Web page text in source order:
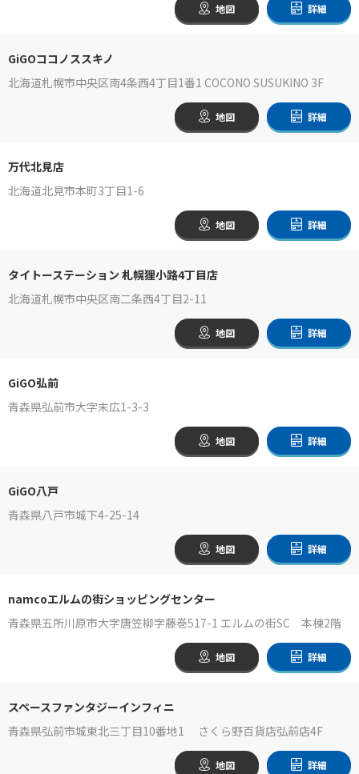
地図 詳細
GiGOココノススキノ
北海道札幌市中央区南4条西4丁目1番1 COCONO SUSUKINO 3F
地図 詳細
万代北見店
北海道北見市本町3丁目1-6
地図 詳細
タイトーステーション 札幌狸小路4丁目店
北海道札幌市中央区南二条西4丁目2-11
地図 詳細
GiGO弘前
青森県弘前市大字末広1-3-3
地図 詳細
GiGO八戸
青森県八戸市城下4-25-14
地図 詳細
namcoエルムの街ショッピングセンター
青森県五所川原市大字唐笠柳字藤巻517-1 エルムの街SC 本棟2階
地図 詳細
スペースファンタジーインフィニ
青森県弘前市城東北三丁目10番地1 さくら野百貨店弘前店4F
地図 詳細